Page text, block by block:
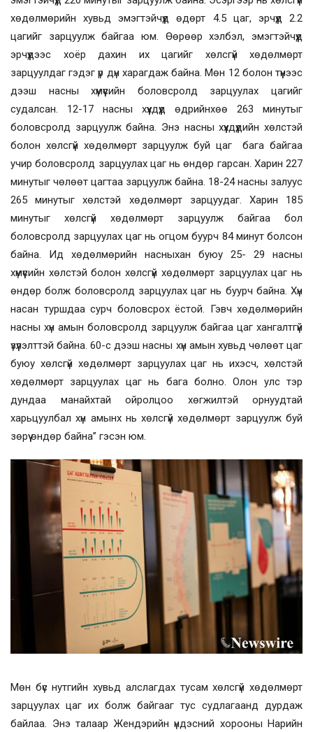
хөдөлмөрийн хувьд эмэгтэйчүүд өдөрт 4.5 цаг, эрчүүд 2.2
цагийг зарцуулж байгаа юм. Өөрөөр хэлбэл, эмэгтэйчүүд
эрчүүдээс хоёр дахин их цагийг хөлсгүй хөдөлмөрт
зарцуулдаг гэдэг үр дүн харагдаж байна. Мөн 12 болон түүнээс
дээш насны хүмүүсийн боловсролд зарцуулах цагийг
судалсан. 12-17 насны хүүхдүүд өдрийнхөө 263 минутыг
боловсролд зарцуулж байна. Энэ насны хүүхдүүдийн хөлстэй
болон хөлсгүй хөдөлмөрт зарцуулж буй цаг бага байгаа
учир боловсролд зарцуулах цаг нь өндөр гарсан. Харин 227
минутыг чөлөөт цагтаа зарцуулж байна. 18-24 насны залуус
265 минутыг хөлстэй хөдөлмөрт зарцуудаг. Харин 185
минутыг хөлсгүй хөдөлмөрт зарцуулж байгаа бол
боловсролд зарцуулах цаг нь огцом буурч 84 минут болсон
байна. Ид хөдөлмөрийн насныхан буюу 25- 29 насны
хүмүүсийн хөлстэй болон хөлсгүй хөдөлмөрт зарцуулах цаг нь
өндөр болж боловсролд зарцуулах цаг нь буурч байна. Хүн
насан туршдаа сурч боловсрох ёстой. Гэвч хөдөлмөрийн
насны хүн амын боловсролд зарцуулж байгаа цаг хангалтгүй
үзүүлэлттэй байна. 60-с дээш насны хүн амын хувьд чөлөөт цаг
буюу хөлсгүй хөдөлмөрт зарцуулах цаг нь ихэсч, хөлстэй
хөдөлмөрт зарцуулах цаг нь бага болно. Олон улс тэр
дундаа манайхтай ойролцоо хөгжилтэй орнуудтай
харьцуулбал хүн амынх нь хөлсгүй хөдөлмөрт зарцуулж буй
зөрүү өндөр байна” гэсэн юм.
Мөн бүс нутгийн хувьд алслагдах тусам хөлсгүй хөдөлмөрт
зарцуулах цаг их болж байгааг тус судлагаанд дурдаж
байлаа. Энэ талаар Жендэрийн үндэсний хорооны Нарийн